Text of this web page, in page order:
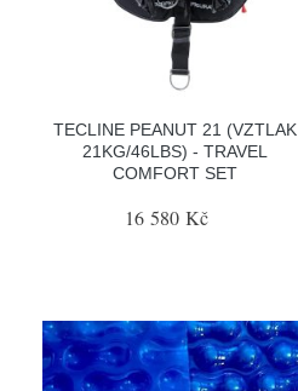
TECLINE PEANUT 21 (VZTLAK
21KG/46LBS) - TRAVEL
COMFORT SET
16 580 Kč